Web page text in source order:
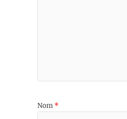
Nom *